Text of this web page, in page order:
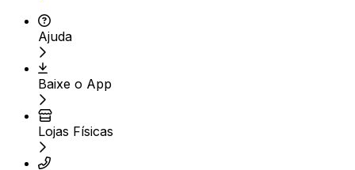
Ajuda
Baixe o App
Lojas Físicas